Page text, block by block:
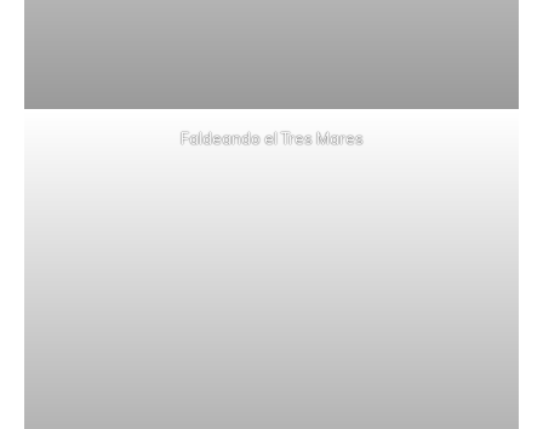
Faldeando el Tres Mares